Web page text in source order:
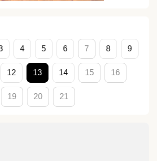
4 5 6 7 8 9
12 13 14 15 16
19 20 21